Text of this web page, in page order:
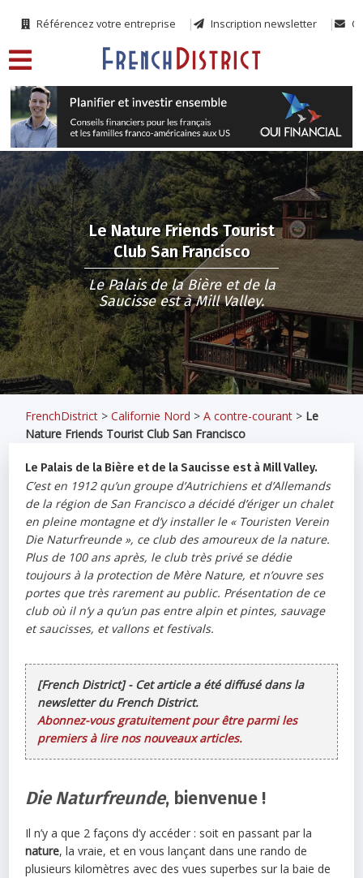
Référencez votre entreprise Inscription newsletter
Le Nature Friends Tourist
Club San Francisco
Le Palais de la Bière et de la
Saucisse est à Mill Valley.
FrenchDistrict >Californie Nord >A contre-courant > Le
Nature Friends Tourist Club San Francisco
Le Palais de la Bière et de la Saucisse est à Mill Valley.
C’est en 1912 qu’un groupe d’Autrichiens et d’Allemands
de la région de San Francisco a décidé d’ériger un chalet
en pleine montagne et d’y installer le «Touristen Verein
Die Naturfreunde», ce club des amoureux de la nature.
Plus de 100 ans après, le club très privé se dédie
toujours à la protection de Mère Nature, et n’ouvre ses
portes que très rarement au public. Présentation de ce
club où il n’y a qu’un pas entre alpin et pintes, sauvage
et saucisses, et vallons et festivals.
[French District] - Cet article a été diffusé dans la
newsletter du French District.
Abonnez-vous gratuitement pour être parmi les
premiers à lire nos nouveaux articles.
Die Naturfreunde, bienvenue !
Il n’y a que 2 façons d’y accéder : soit en passant par la
nature, la vraie, et en vous lançant dans une rando de
plusieurs kilomètres avec des vues superbes sur la baie de